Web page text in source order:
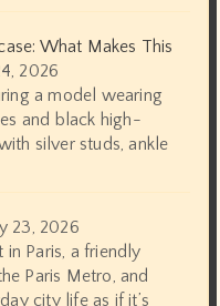
What Makes This
2026
a model wearing
and black high-
silver studs, ankle
23, 2026
Paris, a friendly
Paris Metro, and
city life as if it’s